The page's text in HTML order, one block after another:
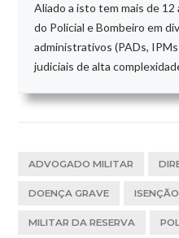
Aliado a isto tem mais de
do Policial e Bombeiro em
administrativos (PADs,
judiciais de alta
ADVOGADO MILITAR
DOENÇA GRAVE
MILITAR DA RESERVA